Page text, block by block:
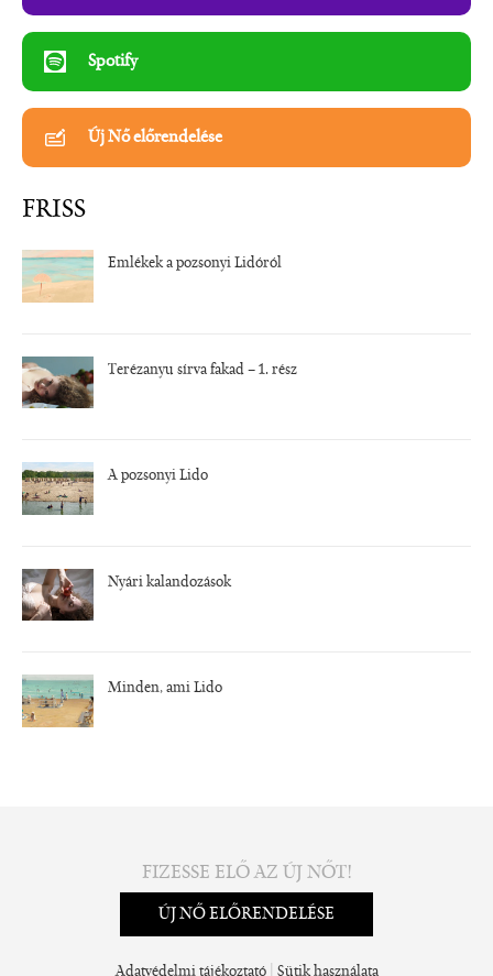
Spotify
Új Nő előrendelése
FRISS
Emlékek a pozsonyi Lidóról
Terézanyu sírva fakad – 1. rész
A pozsonyi Lido
Nyári kalandozások
Minden, ami Lido
FIZESSE ELŐ AZ ÚJ NŐT!
ÚJ NŐ ELŐRENDELÉSE
Adatvédelmi tájékoztató| Sütik használata